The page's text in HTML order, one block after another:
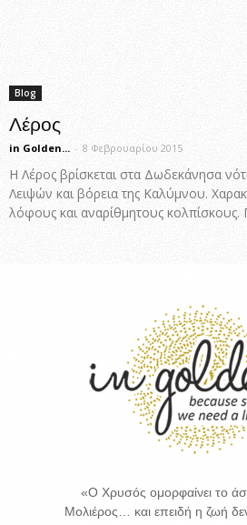
Blog
Λέρος
in Golden... - 8 Φεβρουαρίου 2015
Η Λέρος βρίσκεται στα Δωδεκάνησα
Λειψών και βόρεια της Καλύμνου.
λόφους και αναρίθμητους κολπίσκους.
«Ο Χρυσός ομορφαίνει το
Μολιέρος… και επειδή η ζωή